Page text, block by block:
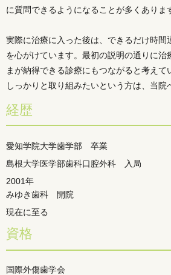
に質問できるようになることが多くありま
実際に治療に入った後は、できるだけ時間
を心がけています。最初の説明の通りに治
まが納得できる診療にもつながると考えて
しっかりと取り組みたいという方は、当院
経歴
愛知学院大学歯学部 卒業
島根大学医学部歯科口腔外科 入局
2001年
みゆき歯科 開院
現在に至る
資格
国際外傷歯学会